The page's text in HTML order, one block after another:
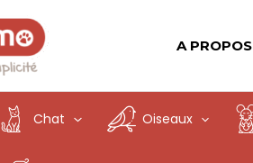
A PROPOS
Chat Oiseaux